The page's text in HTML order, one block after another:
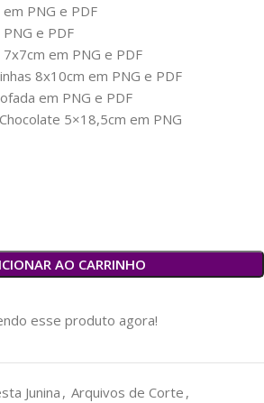
PNG e PDF
e PDF
em PNG e PDF
8x10cm em PNG e PDF
em PNG e PDF
5×18,5cm em PNG
AO CARRINHO
esse produto agora!
Junina , Arquivos de Corte ,